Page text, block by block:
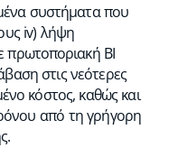
συστήματα που
iv) λήψη
ΒΙ
στις νεότερες
κόστος, καθώς και
από τη γρήγορη